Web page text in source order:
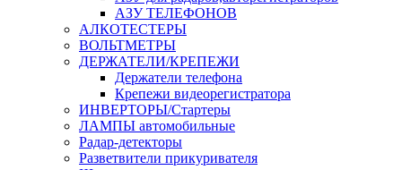
АЗУ ТЕЛЕФОНОВ
АЛКОТЕСТЕРЫ
ВОЛЬТМЕТРЫ
ДЕРЖАТЕЛИ/КРЕПЕЖИ
Держатели телефона
Крепежи видеорегистратора
ИНВЕРТОРЫ/Стартеры
ЛАМПЫ автомобильные
Радар-детекторы
Разветвители прикуривателя